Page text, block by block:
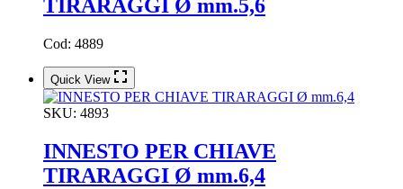
TIRARAGGI Ø mm.5,6
Cod: 4889
Quick View
SKU: 4893
INNESTO PER CHIAVE
TIRARAGGI Ø mm.6,4